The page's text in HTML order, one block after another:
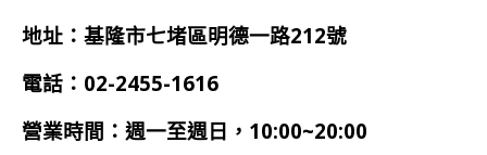
地址：基隆市七堵區明德一路212號
電話：02-2455-1616
營業時間：週一至週日，10:00~20:00